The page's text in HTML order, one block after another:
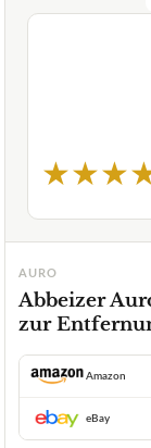
★★★
AURO
Abbeizer
zur
Amazon
eBay